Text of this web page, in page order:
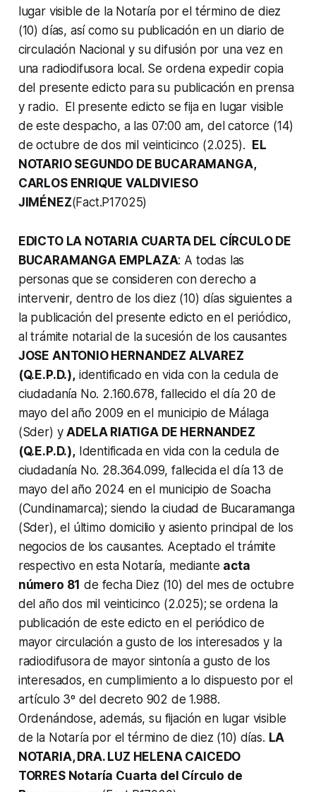
lugar visible de la Notaría por el término de diez
(10) días, así como su publicación en un diario de
circulación Nacional y su difusión por una vez en
una radiodifusora local. Se ordena expedir copia
del presente edicto para su publicación en prensa
y radio. El presente edicto se fija en lugar visible
de este despacho, a las 07:00 am, del catorce (14)
de octubre de dos mil veinticinco (2.025). EL
NOTARIO SEGUNDO DE BUCARAMANGA,
CARLOS ENRIQUE VALDIVIESO
JIMÉNEZ(Fact.P17025)
EDICTO LA NOTARIA CUARTA DEL CÍRCULO DE
BUCARAMANGA EMPLAZA: A todas las
personas que se consideren con derecho a
intervenir, dentro de los diez (10) días siguientes a
la publicación del presente edicto en el periódico,
al trámite notarial de la sucesión de los causantes
JOSE ANTONIO HERNANDEZ ALVAREZ
(Q.E.P.D.),identificado en vida con la cedula de
ciudadanía No. 2.160.678, fallecido el día 20 de
mayo del año 2009 en el municipio de Málaga
(Sder) yADELA RIATIGA DE HERNANDEZ
(Q.E.P.D.),Identificada en vida con la cedula de
ciudadanía No. 28.364.099, fallecida el día 13 de
mayo del año 2024 en el municipio de Soacha
(Cundinamarca); siendo la ciudad de Bucaramanga
(Sder), el último domicilio y asiento principal de los
negocios de los causantes. Aceptado el trámite
respectivo en esta Notaría, mediante acta
número 81 de fecha Diez (10) del mes de octubre
del año dos mil veinticinco (2.025); se ordena la
publicación de este edicto en el periódico de
mayor circulación a gusto de los interesados y la
radiodifusora de mayor sintonía a gusto de los
interesados, en cumplimiento a lo dispuesto por el
artículo 3º del decreto 902 de 1.988.
Ordenándose, además, su fijación en lugar visible
de la Notaría por el término de diez (10) días. LA
NOTARIA, DRA. LUZ HELENA CAICEDO
TORRES Notaría Cuarta del Círculo de